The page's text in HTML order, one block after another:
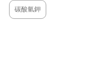
碳酸氫鉀